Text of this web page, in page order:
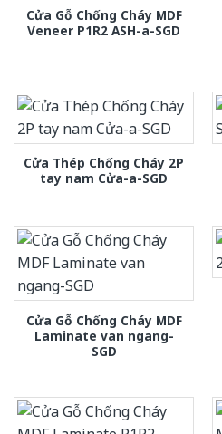
Cửa Gỗ Chống Cháy MDF
Veneer P1R2 ASH-a-SGD
Cửa Thép Chống Cháy 2P
tay nam Cửa-a-SGD
Cửa Gỗ Chống Cháy MDF
Laminate van ngang-
SGD